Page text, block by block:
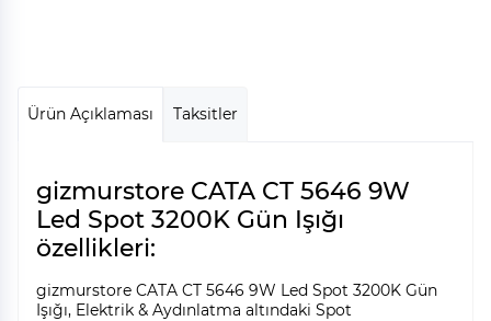
Ürün Açıklaması Taksitler
gizmurstore CATA CT 5646 9W
Led Spot 3200K Gün Işığı
özellikleri:
gizmurstore CATA CT 5646 9W Led Spot 3200K Gün
Işığı, Elektrik & Aydınlatma altındaki Spot